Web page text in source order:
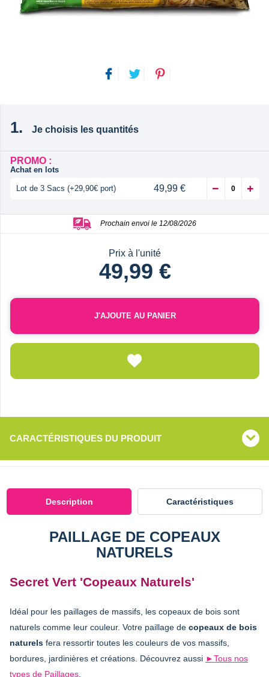
Je choisis les quantités
PROMO :
Achat en lots
Lot de 3 Sacs (+29,90€ port) 49,99 €
Prochain envoi le 12/08/2026
Prix à l'unité
49,99 €
J'AJOUTE AU PANIER
CARACTÉRISTIQUES DU PRODUIT
Description Caractéristiques
PAILLAGE DE COPEAUX
NATURELS
Secret Vert 'Copeaux Naturels'
Idéal pour les paillages de massifs, les copeaux de bois sont
naturels comme leur couleur. Votre paillage de copeaux de bois
naturels fera ressortir toutes les couleurs de vos massifs,
bordures, jardinières et créations. Découvrez aussi ►Tous nos
types de Paillages